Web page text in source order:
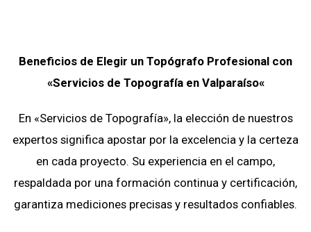
Beneficios de Elegir un Topógrafo Profesional con
«Servicios de Topografía en Valparaíso«
En «Servicios de Topografía», la elección de nuestros
expertos significa apostar por la excelencia y la certeza
en cada proyecto. Su experiencia en el campo,
respaldada por una formación continua y certificación,
garantiza mediciones precisas y resultados confiables.